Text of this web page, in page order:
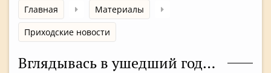
Главная
Материалы
Приходские новости
Вглядывась в ушедший год…